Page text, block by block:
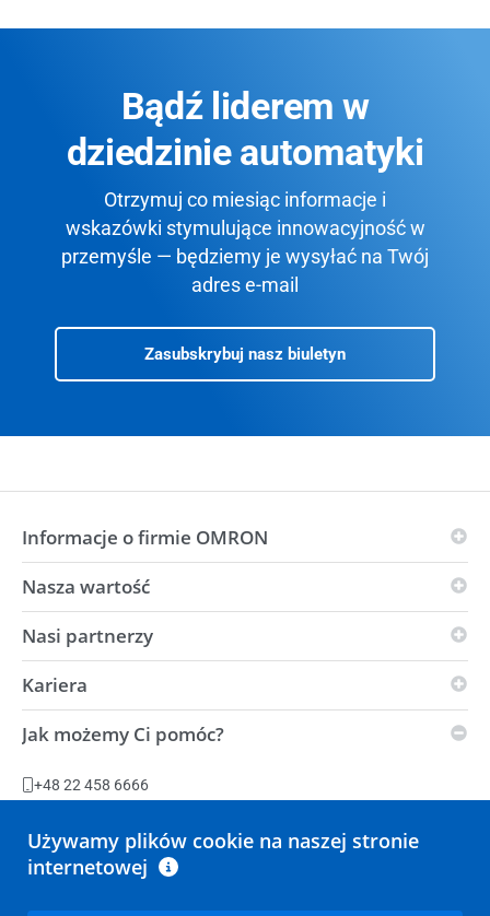
Bądź liderem w
dziedzinie automatyki
Otrzymuj co miesiąc informacje i
wskazówki stymulujące innowacyjność w
przemyśle — będziemy je wysyłać na Twój
adres e-mail
Zasubskrybuj nasz biuletyn
Informacje o firmie OMRON
Zasady OMRON
Globalna obecność
OMRON i środowisko
Warunki dostawy
Oświadczenie w sprawie ustawy dotyczącej niewolnictwa
Nasza wartość
Wizja
Siła
Centrum automatyzacji
Zakłady produkcyjne
Nasi partnerzy
Partnerzy w dziedzinie innowacji
Kariera
Oferty pracy
Jak możemy Ci pomóc?
+48 22 458 6666
Wszystkie opcje kontaktu
Używamy plików cookie na naszej stronie
internetowej